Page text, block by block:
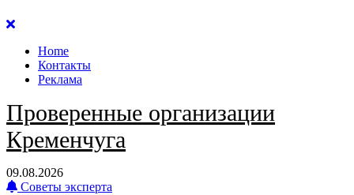
Перейти
содержанию
Home
Контакты
Реклама
Проверенные организации
Кременчуга
09.08.2026
Советы эксперта